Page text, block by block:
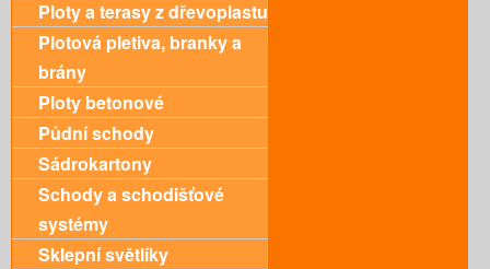
Ploty a terasy z dřevoplastu
Plotová pletiva, branky a
brány
Ploty betonové
Půdní schody
Sádrokartony
Schody a schodišťové
systémy
Sklepní světlíky